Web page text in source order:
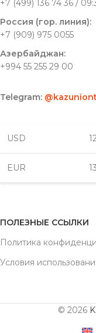
+7 (499) 136 74 36 /
Россия (гор. линия):
+7 (909) 975 0055
Азербайджан:
+994 55 255 29 00
Telegram:
USD
EUR
ПОЛЕЗНЫЕ ССЫЛКИ
Политика
Условия
© 2026